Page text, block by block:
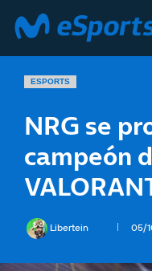
ESPORTS
NRG se
campeón
Libertein 05/